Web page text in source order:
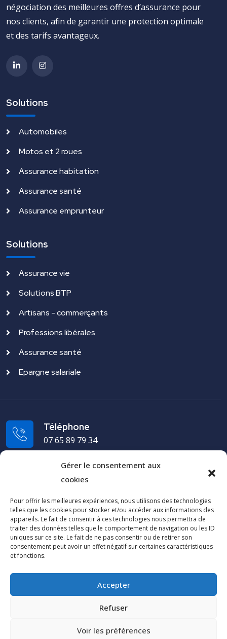
Gérer le consentement aux
cookies
Pour offrir les meilleures expériences, nous utilisons des technologies
telles que les cookies pour stocker et/ou accéder aux informations des
appareils. Le fait de consentir à ces technologies nous permettra de
traiter des données telles que le comportement de navigation ou les ID
uniques sur ce site. Le fait de ne pas consentir ou de retirer son
consentement peut avoir un effet négatif sur certaines caractéristiques
et fonctions.
Accepter
Refuser
Voir les préférences
négociation des meilleures offres d’assurance pour
nos clients, afin de garantir une protection optimale
et des tarifs avantageux.
Solutions
Automobiles
Motos et 2 roues
Assurance habitation
Assurance santé
Assurance emprunteur
Solutions
Assurance vie
Solutions BTP
Artisans - commerçants
Professions libérales
Assurance santé
Epargne salariale
Téléphone
07 65 89 79 34
Adresse
19 rue du Puech Radier 34970 Lattes - FRANCE
Cap Arco
Contactez-nous